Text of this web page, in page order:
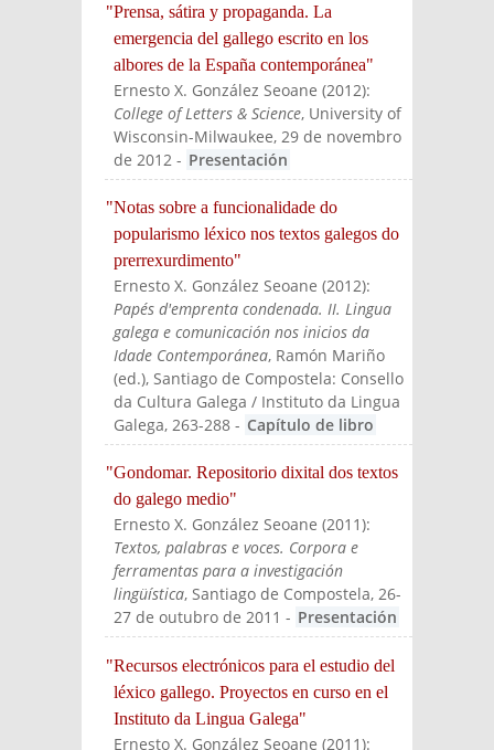
"Prensa, sátira y propaganda. La
emergencia del gallego escrito en los
albores de la España contemporánea"
Ernesto X. González Seoane (2012):
College of Letters & Science, University of
Wisconsin-Milwaukee, 29 de novembro
de 2012 - Presentación
"Notas sobre a funcionalidade do
popularismo léxico nos textos galegos do
prerrexurdimento"
Ernesto X. González Seoane (2012):
Papés d'emprenta condenada. II. Lingua
galega e comunicación nos inicios da
Idade Contemporánea, Ramón Mariño
(ed.), Santiago de Compostela: Consello
da Cultura Galega / Instituto da Lingua
Galega, 263-288 - Capítulo de libro
"Gondomar. Repositorio dixital dos textos
do galego medio"
Ernesto X. González Seoane (2011):
Textos, palabras e voces. Corpora e
ferramentas para a investigación
lingüística, Santiago de Compostela, 26-
27 de outubro de 2011 - Presentación
"Recursos electrónicos para el estudio del
léxico gallego. Proyectos en curso en el
Instituto da Lingua Galega"
Ernesto X. González Seoane (2011):